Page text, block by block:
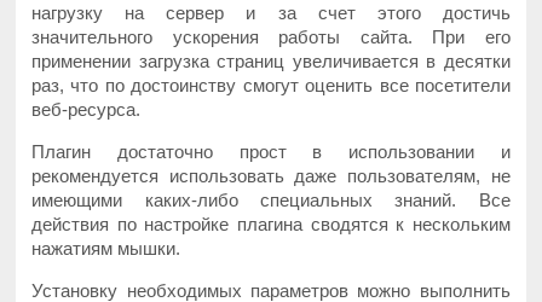
нагрузку на сервер и за счет этого достичь
значительного ускорения работы сайта. При его
применении загрузка страниц увеличивается в десятки
раз, что по достоинству смогут оценить все посетители
веб-ресурса.
Плагин достаточно прост в использовании и
рекомендуется использовать даже пользователям, не
имеющими каких-либо специальных знаний. Все
действия по настройке плагина сводятся к нескольким
нажатиям мышки.
Установку необходимых параметров можно выполнить